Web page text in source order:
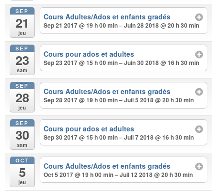
SEP
21
jeu
Cours Adultes/Ados et enfants gradés
Sep 21 2017 @ 19 h 00 min – Juin 28 2018 @ 20 h 30 min
SEP
23
sam
Cours pour ados et adultes
Sep 23 2017 @ 15 h 00 min – Juin 30 2018 @ 16 h 30 min
SEP
28
jeu
Cours Adultes/Ados et enfants gradés
Sep 28 2017 @ 19 h 00 min – Juil 5 2018 @ 20 h 30 min
SEP
30
sam
Cours pour ados et adultes
Sep 30 2017 @ 15 h 00 min – Juil 7 2018 @ 16 h 30 min
OCT
5
jeu
Cours Adultes/Ados et enfants gradés
Oct 5 2017 @ 19 h 00 min – Juil 12 2018 @ 20 h 30 min